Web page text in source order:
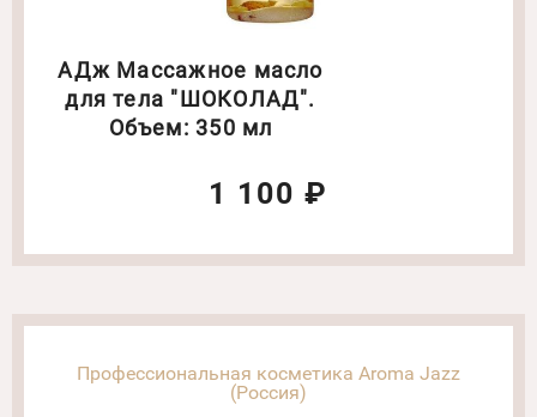
АДж Массажное масло
для тела "ШОКОЛАД".
Объем: 350 мл
1 100 ₽
Профессиональная косметика Aroma Jazz
(Россия)